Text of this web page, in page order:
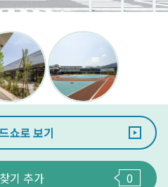
쇼로 보기
기 추가 0